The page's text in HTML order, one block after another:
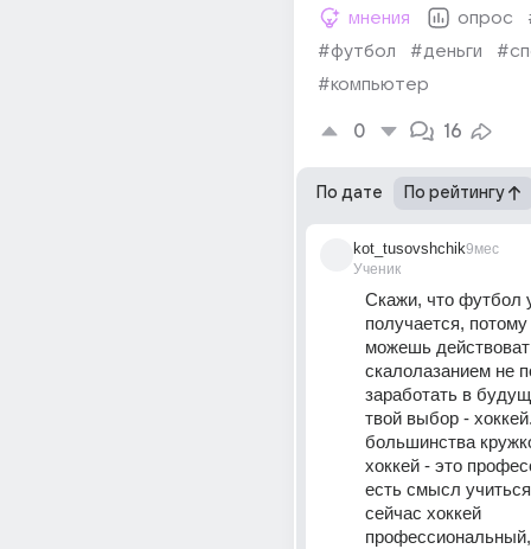
мнения опрос
#футбол
#деньги
#компьютер
0 16
По дате По рейтингу
kot_tusovshchik
Ученик
9мес
Скажи, что футбол
получается,
можешь
скалолазанием не
заработать в
твой выбор -
большинства
хоккей - это
есть смысл
сейчас хоккей
профессиональный,